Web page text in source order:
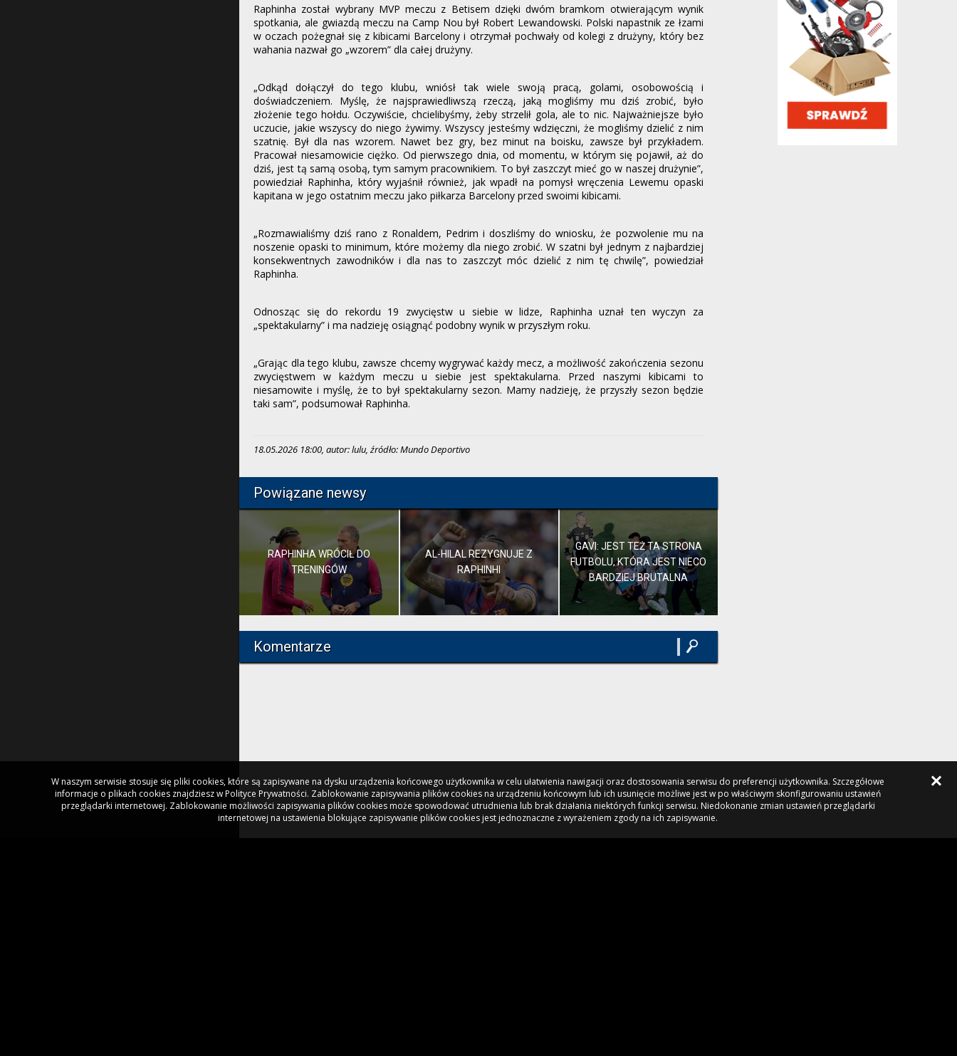
Raphinha został wybrany MVP meczu z Betisem dzięki dwóm bramkom otwierającym wynik
spotkania, ale gwiazdą meczu na Camp Nou był Robert Lewandowski. Polski napastnik ze łzami
w oczach pożegnał się z kibicami Barcelony i otrzymał pochwały od kolegi z drużyny, który bez
wahania nazwał go „wzorem” dla całej drużyny.
„Odkąd dołączył do tego klubu, wniósł tak wiele swoją pracą, golami, osobowością i
doświadczeniem. Myślę, że najsprawiedliwszą rzeczą, jaką mogliśmy mu dziś zrobić, było
złożenie tego hołdu. Oczywiście, chcielibyśmy, żeby strzelił gola, ale to nic. Najważniejsze było
uczucie, jakie wszyscy do niego żywimy. Wszyscy jesteśmy wdzięczni, że mogliśmy dzielić z nim
szatnię. Był dla nas wzorem. Nawet bez gry, bez minut na boisku, zawsze był przykładem.
Pracował niesamowicie ciężko. Od pierwszego dnia, od momentu, w którym się pojawił, aż do
dziś, jest tą samą osobą, tym samym pracownikiem. To był zaszczyt mieć go w naszej drużynie”,
powiedział Raphinha, który wyjaśnił również, jak wpadł na pomysł wręczenia Lewemu opaski
kapitana w jego ostatnim meczu jako piłkarza Barcelony przed swoimi kibicami.
„Rozmawialiśmy dziś rano z Ronaldem, Pedrim i doszliśmy do wniosku, że pozwolenie mu na
noszenie opaski to minimum, które możemy dla niego zrobić. W szatni był jednym z najbardziej
konsekwentnych zawodników i dla nas to zaszczyt móc dzielić z nim tę chwilę”, powiedział
Raphinha.
Odnosząc się do rekordu 19 zwycięstw u siebie w lidze, Raphinha uznał ten wyczyn za
„spektakularny” i ma nadzieję osiągnąć podobny wynik w przyszłym roku.
„Grając dla tego klubu, zawsze chcemy wygrywać każdy mecz, a możliwość zakończenia sezonu
zwycięstwem w każdym meczu u siebie jest spektakularna. Przed naszymi kibicami to
niesamowite i myślę, że to był spektakularny sezon. Mamy nadzieję, że przyszły sezon będzie
taki sam”, podsumował Raphinha.
18.05.2026 18:00, autor: lulu, źródło: Mundo Deportivo
Powiązane newsy
RAPHINHA WRÓCIŁ DO
TRENINGÓW
AL-HILAL REZYGNUJE Z
RAPHINHI
GAVI: JEST TEŻ TA STRONA
FUTBOLU, KTÓRA JEST NIECO
BARDZIEJ BRUTALNA
darekk,18 minut temu, w "Polityczne spory i
zawiłości"
Umówmy się wiekszosc z nas ma klimę w
aucie i pracy, a coraz więcej w
domu/mieszkaniu. Leżę...
Tomasinho,19 minut temu, w "Polityczne
spory i zawiłości"
tu artykuł chyba sprzed 18 miesięcy
Komentarze
W naszym serwisie stosuje się pliki cookies, które są zapisywane na dysku urządzenia końcowego użytkownika w celu ułatwienia nawigacji oraz dostosowania serwisu do preferencji użytkownika. Szczegółowe
informacje o plikach cookies znajdziesz w Polityce Prywatności. Zablokowanie zapisywania plików cookies na urządzeniu końcowym lub ich usunięcie możliwe jest w po właściwym skonfigurowaniu ustawień
przeglądarki internetowej. Zablokowanie możliwości zapisywania plików cookies może spowodować utrudnienia lub brak działania niektórych funkcji serwisu. Niedokonanie zmian ustawień przeglądarki
internetowej na ustawienia blokujące zapisywanie plików cookies jest jednoznaczne z wyrażeniem zgody na ich zapisywanie.